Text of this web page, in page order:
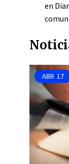
en
ABR 17